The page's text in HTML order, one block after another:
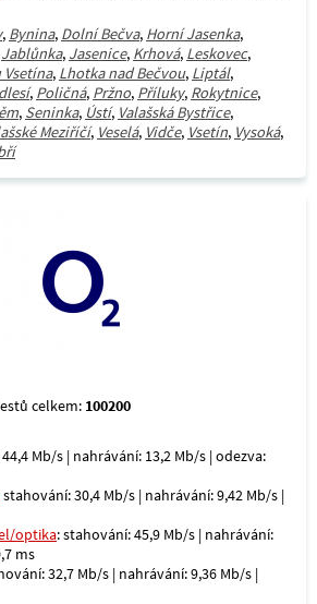
, Bynina, Dolní Bečva, Horní Jasenka,
Jablůnka, Jasenice, Krhová, Leskovec,
Vsetína, Lhotka nad Bečvou, Liptál,
, Poličná, Pržno, Příluky, Rokytnice,
, Seninka, Ústí, Valašská Bystřice,
Meziříčí, Veselá, Vidče, Vsetín, Vysoká,
celkem: 100200
Mb/s | nahrávání: 13,2 Mb/s | odezva:
stahování: 30,4 Mb/s | nahrávání: 9,42 Mb/s |
optika: stahování: 45,9 Mb/s | nahrávání:
ms
32,7 Mb/s | nahrávání: 9,36 Mb/s |